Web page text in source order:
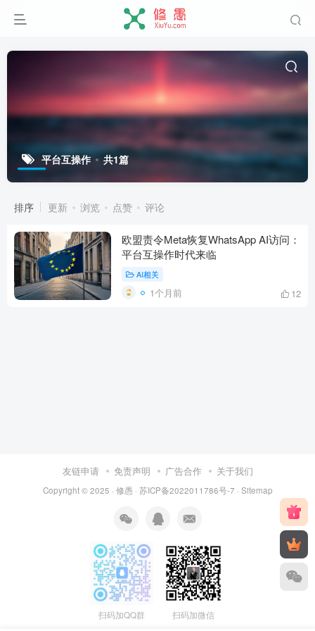
平台互操作 共1篇
排序 更新 浏览 点赞 评论
欧盟责令Meta恢复WhatsApp AI访问：
平台互操作时代来临
AI相关
1个月前 12
友链申请 免责声明 广告合作 关于我们
Copyright © 2025 · 修愚 · 苏ICP备2022011786号-7 · Sitemap
扫码加QQ群 扫码加微信